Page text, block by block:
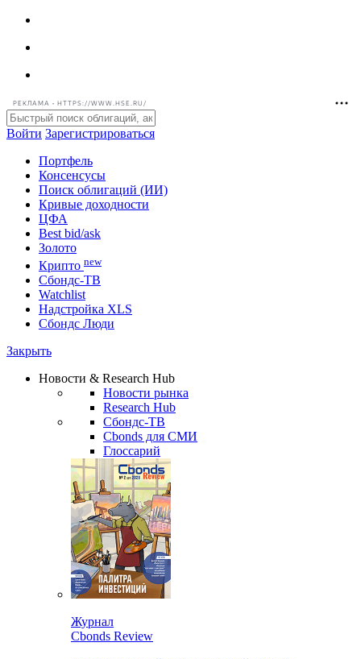
РЕКЛАМА • HTTPS://WWW.HSE.RU/
Войти Зарегистрироваться
Портфель
Консенсусы
Поиск облигаций (ИИ)
Кривые доходности
ЦФА
Best bid/ask
Золото
Крипто new
Watchlist
Сбондс Люди
Новости & Research Hub
Новости рынка
Research Hub
Сбондс-ТВ
Cbonds для СМИ
Глоссарий